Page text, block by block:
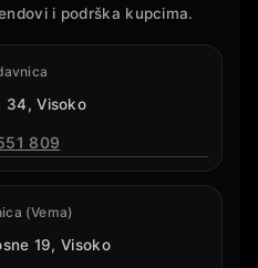
i podrška kupcima.
34, Visoko
809
(Vema)
19, Visoko